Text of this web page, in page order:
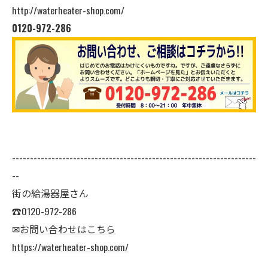
http://waterheater-shop.com/
0120-972-286
--------------------------------------------------------------------
--
街の給湯器屋さん
☎0120-972-286
✉お問い合わせはこちら
https://waterheater-shop.com/